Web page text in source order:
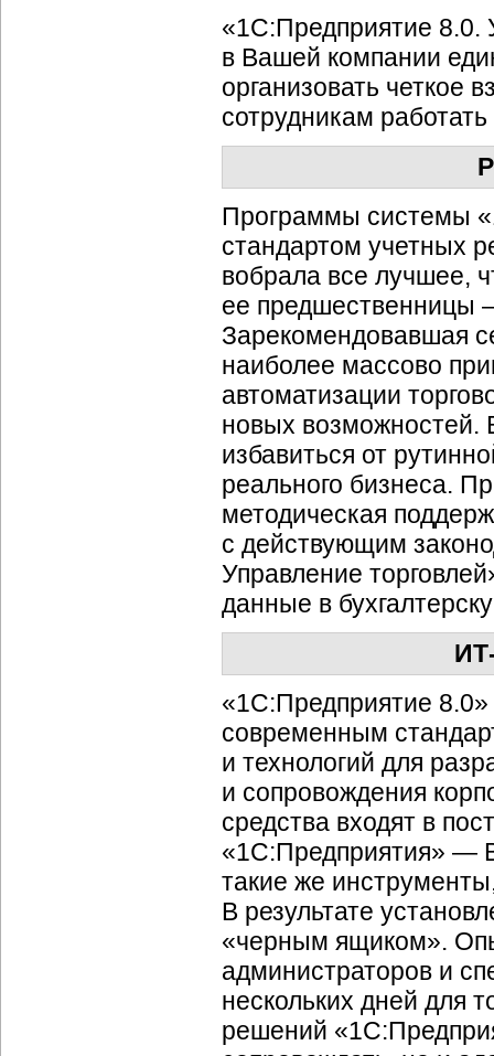
«1С:Предприятие 8.0.
в Вашей компании
организовать четкое
сотрудникам
Программы системы
стандартом учетных
вобрала все лучшее,
ее предшественницы
Зарекомендовавшая
наиболее массово
автоматизации
новых возможностей.
избавиться от
реального бизнеса.
методическая
с действующим
Управление
данные в
«1С:Предприятие
современным
и технологий для
и сопровождения
средства входят в
«1С:Предприятия» —
такие же
В результате
«черным ящиком».
администраторов и
нескольких дней для
решений